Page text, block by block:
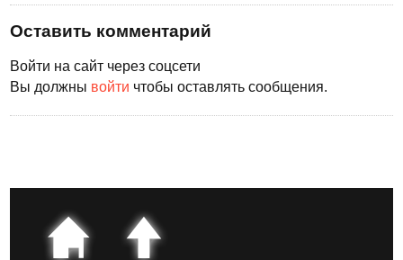
Оставить комментарий
Войти на сайт через соцсети
Вы должны войти чтобы оставлять сообщения.